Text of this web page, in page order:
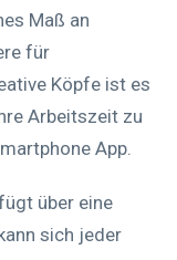
Maß an
für
Köpfe ist es
Arbeitszeit zu
App.
über eine
sich jeder